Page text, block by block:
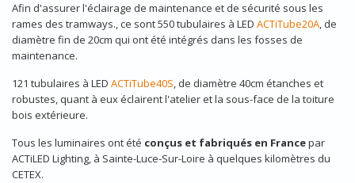
Afin d'assurer l'éclairage de maintenance et de sécurité sous les
rames des tramways., ce sont 550 tubulaires à LED ACTiTube20A, de
diamètre fin de 20cm qui ont été intégrés dans les fosses de
maintenance.
121 tubulaires à LED ACTiTube40S, de diamètre 40cm étanches et
robustes, quant à eux éclairent l'atelier et la sous-face de la toiture
bois extérieure.
Tous les luminaires ont été conçus et fabriqués en Francepar
ACTiLED Lighting, à Sainte-Luce-Sur-Loire à quelques kilomètres du
CETEX.